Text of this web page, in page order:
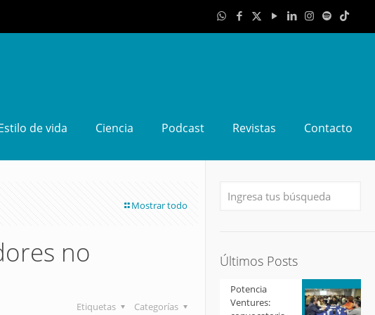
de vida Ciencia Podcast Revistas Contacto
Mostrar todo
no
Categorías
Etiquetas
Últimos Posts
Potencia
Ventures: